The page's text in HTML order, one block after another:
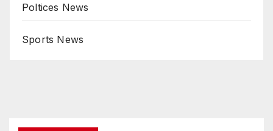
Poltices News
Sports News